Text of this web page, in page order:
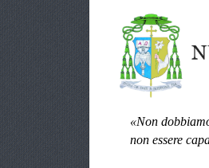
«Non
non essere